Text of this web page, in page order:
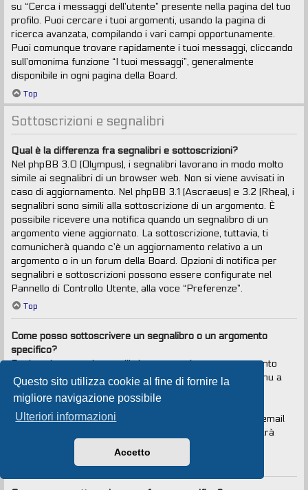
Questo sito utilizza cookie al fine di fornire la
migliore navigazione possibile
Ulteriori informazioni
Accetto
su “Cerca i messaggi dell’utente” presente nella pagina del tuo
profilo. Puoi cercare i tuoi argomenti, usando la pagina di
ricerca avanzata, compilando i vari campi opportunamente.
Puoi comunque trovare rapidamente i tuoi messaggi, cliccando
sull’omonima funzione “I tuoi messaggi”, generalmente
disponibile in ogni pagina della Board.
Top
Sottoscrizioni e segnalibri
Qual è la differenza fra segnalibri e sottoscrizioni?
Nel phpBB 3.0 (Olympus), i segnalibri lavorano in modo molto
simile ai segnalibri di un browser web. Non si viene avvisati in
caso di aggiornamento. Nel phpBB 3.1 (Ascraeus) e 3.2 (Rhea), i
segnalibri sono simili alla sottoscrizione di un argomento. È
possibile ricevere una notifica quando un segnalibro di un
argomento viene aggiornato. La sottoscrizione, tuttavia, ti
comunicherà quando c’è un aggiornamento relativo a un
argomento o in un forum della Board. Opzioni di notifica per
segnalibri e sottoscrizioni possono essere configurate nel
Pannello di Controllo Utente, alla voce “Preferenze”.
Top
Come posso sottoscrivere un segnalibro o un argomento
specifico?
Puoi aggiungere ai segnalibri o sottoscrivere un argomento
specifico cliccando sul collegamento appropriato nel menu a
tendina “Strumenti argomento”, situato vicino alla parte
superiore e inferiore di un argomento.
Rispondendo a un argomento con la voce “Avvisami via email
quando si risponde in questo argomento” selezionata, sarà
anche sottoscritto l’argomento.